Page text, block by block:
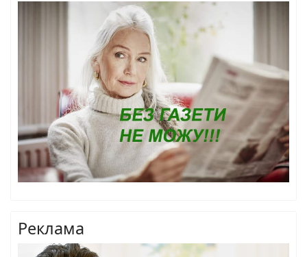
Реклама